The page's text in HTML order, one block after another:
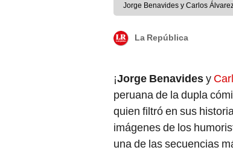
Jorge Benavides y Carlos
La República
¡Jorge Benavidesy
peruana de la dupla
quien filtró en sus
imágenes de los
una de las secuencias